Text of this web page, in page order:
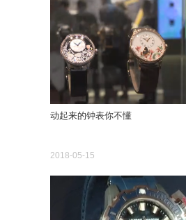
动起来的钟表你不懂
2018-05-15